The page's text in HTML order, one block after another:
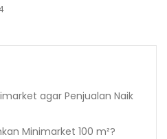
agar Penjualan Naik
Minimarket 100 m²?